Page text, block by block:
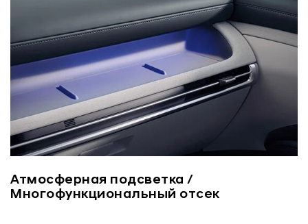
Атмосферная подсветка /
Многофункциональный отсек